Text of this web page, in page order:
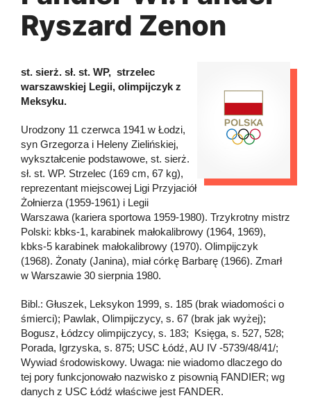
Ryszard Zenon
st. sierż. sł. st. WP, strzelec
warszawskiej Legii, olimpijczyk z
Meksyku.
Urodzony 11 czerwca 1941 w Łodzi,
syn Grzegorza i Heleny Zielińskiej,
wykształcenie podstawowe, st. sierż.
sł. st. WP. Strzelec (169 cm, 67 kg),
reprezentant miejscowej Ligi Przyjaciół
Żołnierza (1959-1961) i Legii
Warszawa (kariera sportowa 1959-1980). Trzykrotny mistrz
Polski: kbks-1, karabinek małokalibrowy (1964, 1969),
kbks-5 karabinek małokalibrowy (1970). Olimpijczyk
(1968). Żonaty (Janina), miał córkę Barbarę (1966). Zmarł
w Warszawie 30 sierpnia 1980.
Bibl.: Głuszek, Leksykon 1999, s. 185 (brak wiadomości o
śmierci); Pawlak, Olimpijczycy, s. 67 (brak jak wyżej);
Bogusz, Łódzcy olimpijczycy, s. 183; Księga, s. 527, 528;
Porada, Igrzyska, s. 875; USC Łódź, AU IV -5739/48/41/;
Wywiad środowiskowy. Uwaga: nie wiadomo dlaczego do
tej pory funkcjonowało nazwisko z pisownią FANDIER; wg
danych z USC Łódź właściwe jest FANDER.